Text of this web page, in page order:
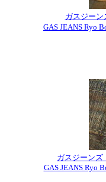
ガスジー
GAS JEANS Ryo
ガスジーンズ
GAS JEANS Ryo